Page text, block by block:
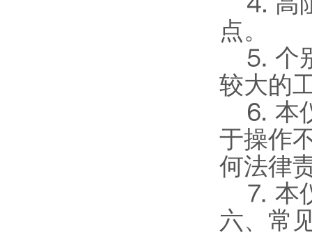
点。
⒌ 个别
较大的
⒍ 本仪
于操作
何法律
⒎ 本仪
六、常